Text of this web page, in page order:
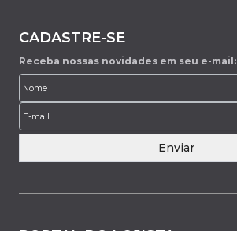
CADASTRE-SE
Receba nossas novidades em seu e-mail:
Enviar